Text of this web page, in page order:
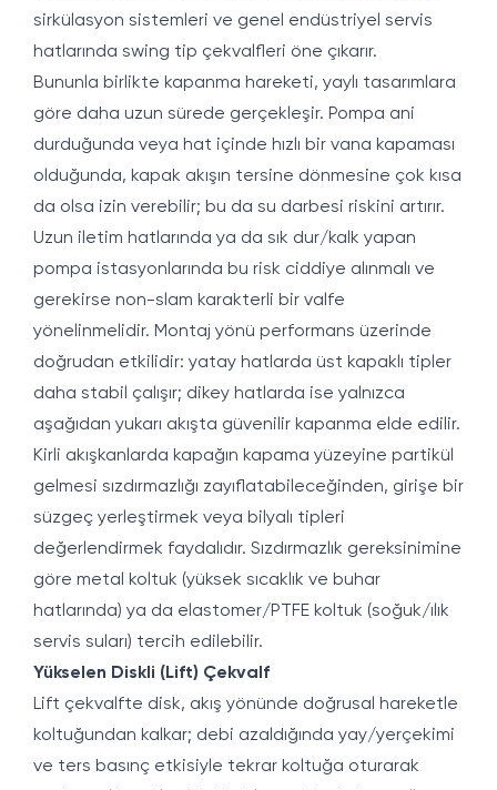
sirkülasyon sistemleri ve genel endüstriyel servis
hatlarında swing tip çekvalfleri öne çıkarır.
Bununla birlikte kapanma hareketi, yaylı tasarımlara
göre daha uzun sürede gerçekleşir. Pompa ani
durduğunda veya hat içinde hızlı bir vana kapaması
olduğunda, kapak akışın tersine dönmesine çok kısa
da olsa izin verebilir; bu da su darbesi riskini artırır.
Uzun iletim hatlarında ya da sık dur/kalk yapan
pompa istasyonlarında bu risk ciddiye alınmalı ve
gerekirse non-slam karakterli bir valfe
yönelinmelidir. Montaj yönü performans üzerinde
doğrudan etkilidir: yatay hatlarda üst kapaklı tipler
daha stabil çalışır; dikey hatlarda ise yalnızca
aşağıdan yukarı akışta güvenilir kapanma elde edilir.
Kirli akışkanlarda kapağın kapama yüzeyine partikül
gelmesi sızdırmazlığı zayıflatabileceğinden, girişe bir
süzgeç yerleştirmek veya bilyalı tipleri
değerlendirmek faydalıdır. Sızdırmazlık gereksinimine
göre metal koltuk (yüksek sıcaklık ve buhar
hatlarında) ya da elastomer/PTFE koltuk (soğuk/ılık
servis suları) tercih edilebilir.
Yükselen Diskli (Lift) Çekvalf
Lift çekvalfte disk, akış yönünde doğrusal hareketle
koltuğundan kalkar; debi azaldığında yay/yerçekimi
ve ters basınç etkisiyle tekrar koltuğa oturarak